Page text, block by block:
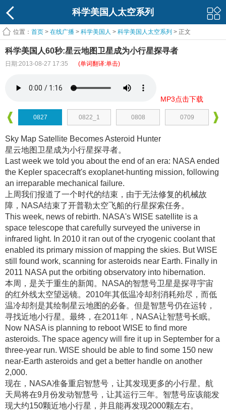
科学美国人太空系列
位置： 首页 > 在线广播 > 科学美国人 > 科学美国人太空系列 > 正文
科学美国人60秒:星云地图卫星成为小行星探寻者
日期:2013-08-27 17:35 (单词翻译:单击)
MP3点击下载
0827 0822_1 0808 0709
Sky Map Satellite Becomes Asteroid Hunter
星云地图卫星成为小行星探寻者。
Last week we told you about the end of an era: NASA ended
the Kepler spacecraft's exoplanet-hunting mission, following
an irreparable mechanical failure.
上周我们报道了一个时代的结束，由于无法修复的机械故
障，NASA结束了开普勒太空飞船的行星探索任务。
This week, news of rebirth. NASA's WISE satellite is a
space telescope that carefully surveyed the universe in
infrared light. In 2010 it ran out of the cryogenic coolant that
enabled its primary mission of mapping the skies. But WISE
still found work, scanning for asteroids near Earth. Finally in
2011 NASA put the orbiting observatory into hibernation.
本周，是关于重生的新闻 。NASA的智慧号卫星是探寻宇宙
的红外线太空望远镜。2010年其低温冷却剂消耗殆尽，而低
温冷却剂是其绘制星云地图的必备。但是智慧号仍在运转，
寻找近地小行星 。最终，在2011年，NASA让智慧号长眠。
Now NASA is planning to reboot WISE to find more
asteroids. The space agency will fire it up in September for a
three-year run. WISE should be able to find some 150 new
near-Earth asteroids and get a better handle on another
2,000.
现在，NASA准备重启智慧号，让其发现更多的小行星 。航
天局将在9月份发动智慧号，让其运行三年。智慧号应该能发
现大约150颗近地小行星，并且能再发现2000颗左右。